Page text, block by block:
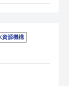
資源機構